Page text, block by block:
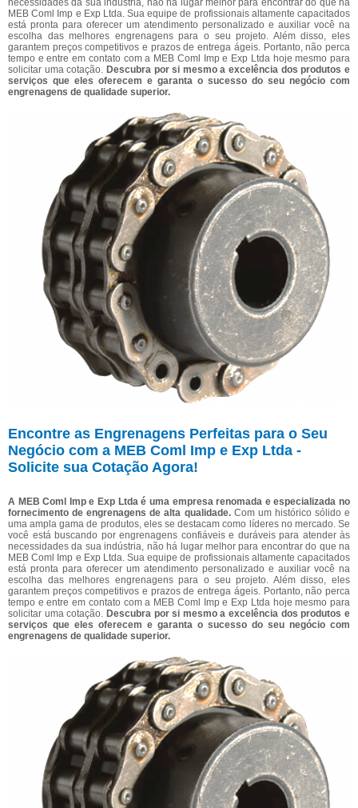
necessidades da sua indústria, não há lugar melhor para encontrar do que na
MEB Coml Imp e Exp Ltda. Sua equipe de profissionais altamente capacitados
está pronta para oferecer um atendimento personalizado e auxiliar você na
escolha das melhores engrenagens para o seu projeto. Além disso, eles
garantem preços competitivos e prazos de entrega ágeis. Portanto, não perca
tempo e entre em contato com a MEB Coml Imp e Exp Ltda hoje mesmo para
solicitar uma cotação. Descubra por si mesmo a excelência dos produtos e
serviços que eles oferecem e garanta o sucesso do seu negócio com
engrenagens de qualidade superior.
Encontre as Engrenagens Perfeitas para o Seu
Negócio com a MEB Coml Imp e Exp Ltda -
Solicite sua Cotação Agora!
A MEB Coml Imp e Exp Ltda é uma empresa renomada e especializada no
fornecimento de engrenagens de alta qualidade.Com um histórico sólido e
uma ampla gama de produtos, eles se destacam como líderes no mercado. Se
você está buscando por engrenagens confiáveis e duráveis para atender às
necessidades da sua indústria, não há lugar melhor para encontrar do que na
MEB Coml Imp e Exp Ltda. Sua equipe de profissionais altamente capacitados
está pronta para oferecer um atendimento personalizado e auxiliar você na
escolha das melhores engrenagens para o seu projeto. Além disso, eles
garantem preços competitivos e prazos de entrega ágeis. Portanto, não perca
tempo e entre em contato com a MEB Coml Imp e Exp Ltda hoje mesmo para
solicitar uma cotação. Descubra por si mesmo a excelência dos produtos e
serviços que eles oferecem e garanta o sucesso do seu negócio com
engrenagens de qualidade superior.